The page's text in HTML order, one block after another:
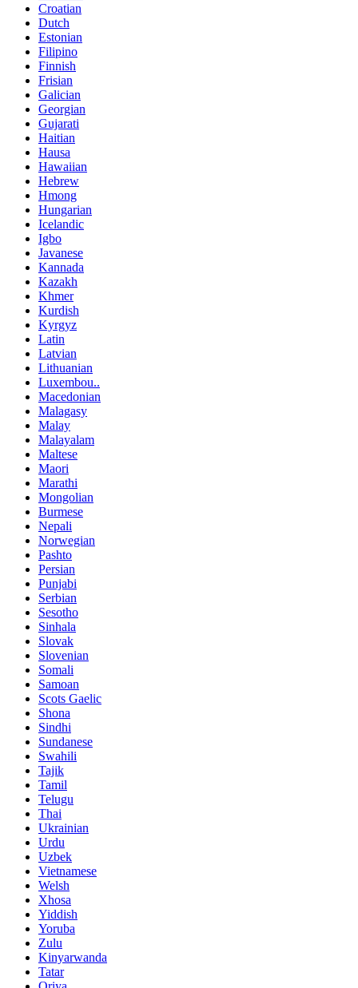
Croatian
Dutch
Estonian
Filipino
Finnish
Frisian
Galician
Georgian
Gujarati
Haitian
Hausa
Hawaiian
Hebrew
Hmong
Hungarian
Icelandic
Igbo
Javanese
Kannada
Kazakh
Khmer
Kurdish
Kyrgyz
Latin
Latvian
Lithuanian
Luxembou..
Macedonian
Malagasy
Malay
Malayalam
Maltese
Maori
Marathi
Mongolian
Burmese
Nepali
Norwegian
Pashto
Persian
Punjabi
Serbian
Sesotho
Sinhala
Slovak
Slovenian
Somali
Samoan
Scots Gaelic
Shona
Sindhi
Sundanese
Swahili
Tajik
Tamil
Telugu
Thai
Ukrainian
Urdu
Uzbek
Vietnamese
Welsh
Xhosa
Yiddish
Yoruba
Zulu
Kinyarwanda
Tatar